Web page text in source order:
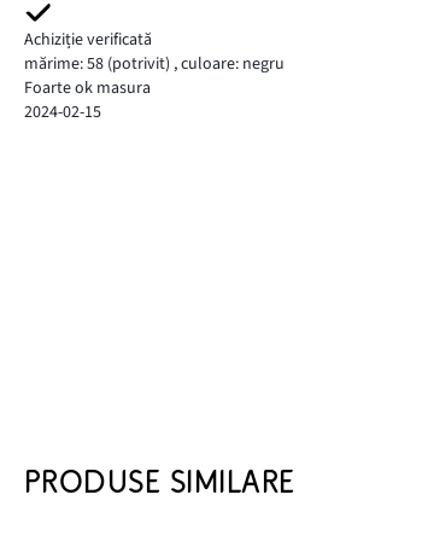
Achiziție verificată
mărime: 58 (potrivit) ,culoare: negru
Foarte ok masura
2024-02-15
PRODUSE SIMILARE